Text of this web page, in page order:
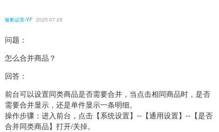
银豹运营-YF 2025-07-28
问题：
怎么合并商品？
回答：
前台可以设置同类商品是否需要合并，当点击相同商品时，是否
需要合并显示，还是单件显示一条明细。
操作步骤：进入前台，点击【系统设置】--【通用设置】--【是否
合并同类商品】打开/关掉。